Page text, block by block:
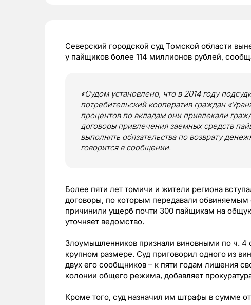
Северский городской суд Томской области
у пайщиков более 114 миллионов рублей,
«Судом установлено, что в 2014 году
потребительский кооператив граждан
процентов по вкладам они привлекали
договоры привлечения заемных средств
выполнять обязательства по возврату
говорится в сообщении.
Более пяти лет томичи и жители региона
договоры, по которым передавали
причинили ущерб почти 300 пайщикам на
уточняет ведомство.
Злоумышленников признали виновными по ч. 4
крупном размере. Суд приговорил одного из
двух его сообщников – к пяти годам лишения
колонии общего режима, добавляет
Кроме того, суд назначил им штрафы в сумме